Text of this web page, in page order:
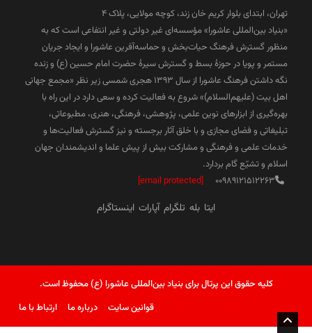
تهران، ابتدای بلوار کریم خان زند، کوچه مولایی، پلاک 4
«بنیاد بین‌المللی عاشورا» مؤسسه‌ای غیر دولتی و غیر انتفاعی است که به
منظور گسترش فرهنگ حیات‌بخش و حماسه‌آفرین عاشورا و ایجاد جریان
مستمر و پویا در حوزۀ بسط و گسترش سیرۀ حضرت امام حسین (ع) و زنده
نگه داشتن فرهنگ عاشورا از سال ۱۳۹۳ هجری شمسی زیر نظر «مجمع جهانی
اهل بیت (علیهم‌السلام)» شروع به فعالیت کرده و سعی دارد در این راه با
بهره‌گیری از ابزارهای نوین علمی، پژوهشی، فرهنگی، هنری، مطبوعاتی،
تبلیغاتی و فضای مجازی و با خلق آثار برجسته و نیز گسترش فعالیت‌ها و
خدمات علمی و فرهنگی و مشارکت بیش از پیش علما و اندیشمندان جهان
اسلام و تشیّع گام بردارد.
00989121512263
[email protected]
ایتا بله تلگرام آپارات اینستاگرام
کلیه حقوق این پرتال برای بنیاد بین‌المللی عاشورا (ع) محفوظ است.
قوانین سایت
درباره ما ارتباط با ما